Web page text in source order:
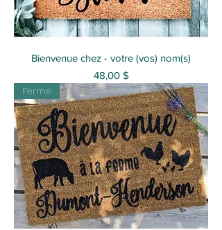
Bienvenue chez - votre (vos) nom(s)
Prix
48,00 $
Ferme